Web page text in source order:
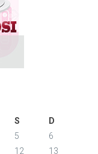
S
D
5
6
12
13